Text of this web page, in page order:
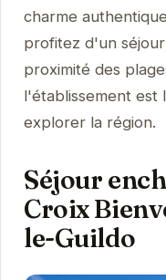
charme
profitez d'un
proximité des
l'établissement
explorer la région.
Séjour
Croix
le-Guildo